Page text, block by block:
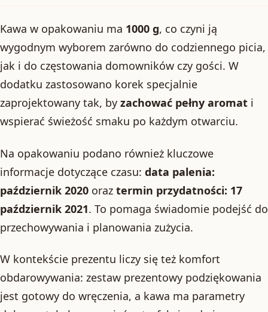
Kawa w opakowaniu ma 1000 g, co czyni ją
wygodnym wyborem zarówno do codziennego picia,
jak i do częstowania domowników czy gości. W
dodatku zastosowano korek specjalnie
zaprojektowany tak, by zachować pełny aromat i
wspierać świeżość smaku po każdym otwarciu.
Na opakowaniu podano również kluczowe
informacje dotyczące czasu: data palenia:
październik 2020 oraz termin przydatności: 17
październik 2021. To pomaga świadomie podejść do
przechowywania i planowania zużycia.
W kontekście prezentu liczy się też komfort
obdarowywania: zestaw prezentowy podziękowania
jest gotowy do wręczenia, a kawa ma parametry